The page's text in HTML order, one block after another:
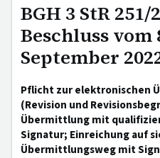
BGH 3 StR 251/
Beschluss vom
September
Pflicht zur elektronischen
(Revision und
Übermittlung mit
Signatur; Einreichung auf
Übermittlungsweg mit